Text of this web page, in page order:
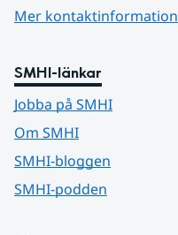
Mer kontaktinformation
SMHI-länkar
Jobba på SMHI
Om SMHI
SMHI-bloggen
SMHI-podden